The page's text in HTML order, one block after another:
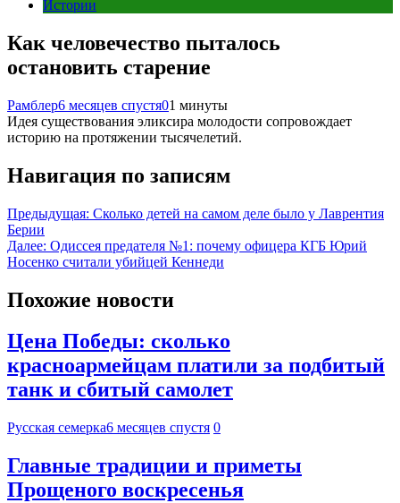
Истории
Как человечество пыталось
остановить старение
Рамблер6 месяцев спустя01 минуты
Идея существования эликсира молодости сопровождает
историю на протяжении тысячелетий.
Навигация по записям
Предыдущая: Сколько детей на самом деле было у Лаврентия
Берии
Далее: Одиссея предателя №1: почему офицера КГБ Юрий
Носенко считали убийцей Кеннеди
Похожие новости
Цена Победы: сколько
красноармейцам платили за подбитый
танк и сбитый самолет
Русская семерка6 месяцев спустя 0
Главные традиции и приметы
Прощеного воскресенья